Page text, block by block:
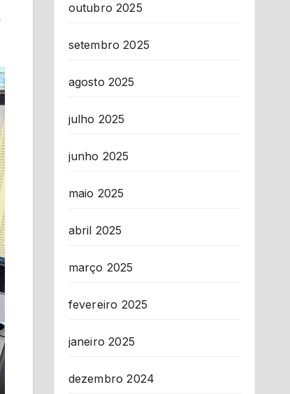
outubro 2025
setembro 2025
agosto 2025
julho 2025
junho 2025
maio 2025
abril 2025
março 2025
fevereiro 2025
janeiro 2025
dezembro 2024